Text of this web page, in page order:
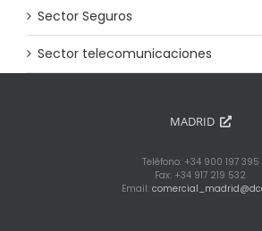
Sector Seguros
Sector telecomunicaciones
MADRID
Teléfono: +34 900 197 395
Fax: +34 917 219 532
Email: